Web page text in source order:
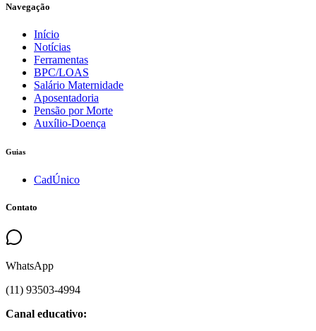
Navegação
Início
Notícias
Ferramentas
BPC/LOAS
Salário Maternidade
Aposentadoria
Pensão por Morte
Auxílio-Doença
Guias
CadÚnico
Contato
WhatsApp
(11) 93503-4994
Canal educativo: